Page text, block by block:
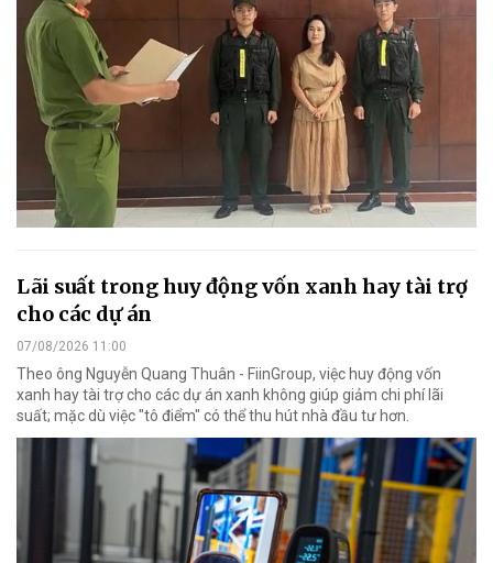
Lãi suất trong huy động vốn xanh hay tài trợ
cho các dự án
07/08/2026 11:00
Theo ông Nguyễn Quang Thuân - FiinGroup, việc huy động vốn
xanh hay tài trợ cho các dự án xanh không giúp giảm chi phí lãi
suất; mặc dù việc "tô điểm" có thể thu hút nhà đầu tư hơn.